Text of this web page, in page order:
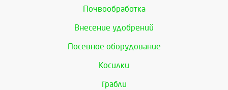
Почвообработка
Внесение удобрений
Посевное оборудование
Косилки
Грабли